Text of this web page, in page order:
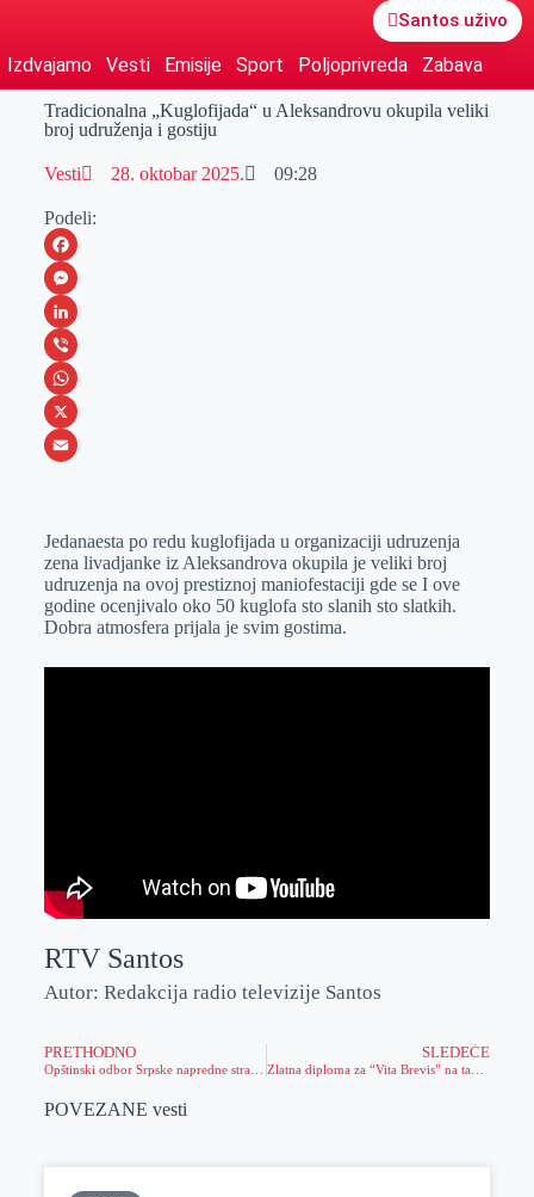
Santos uživo
Izdvajamo Vesti Emisije Sport Poljoprivreda Zabava
Tradicionalna „Kuglofijada“ u Aleksandrovu okupila veliki
broj udruženja i gostiju
Vesti 28. oktobar 2025. 09:28
Podeli:
F
a
c
e
b
o
M
e
s
s
e
e
r
L
i
n
k
I
n
V
i
b
W
h
s
A
p
X
a
i
l
Jedanaesta po redu kuglofijada u organizaciji udruzenja
zena livadjanke iz Aleksandrova okupila je veliki broj
udruzenja na ovoj prestiznoj maniofestaciji gde se I ove
godine ocenjivalo oko 50 kuglofa sto slanih sto slatkih.
Dobra atmosfera prijala je svim gostima.
RTV Santos
Autor: Redakcija radio televizije Santos
PRETHODNO
Opštinski odbor Srpske napredne stranke Sečanj prvi predao potpise podrške listi kandidata za odbornike “Aleksandar Vučić – najbolje za Sečanj”
SLEDEĆE
POVEZANE vesti